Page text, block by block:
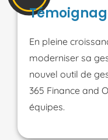
En pleine
moderniser sa
nouvel outil de
365 Finance and
équipes.